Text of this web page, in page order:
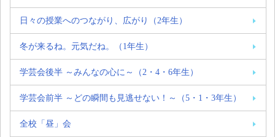
日々の授業へのつながり、広がり（2年生）
冬が来るね。元気だね。（1年生）
学芸会後半 ～みんなの心に～（2・4・6年生）
学芸会前半 ～どの瞬間も見逃せない！～（5・1・3年生）
全校「昼」会